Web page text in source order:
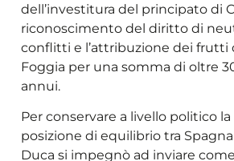
dell’investitura del principato di
riconoscimento del diritto di
conflitti e l’attribuzione dei frutti
Foggia per una somma di oltre
annui.
Per conservare a livello politico la
posizione di equilibrio tra Spagna
Duca si impegnò ad inviare